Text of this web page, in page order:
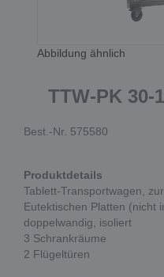
Abbildung ähnlich
TTW-PK 30-
Best.-Nr. 575580
Produktdetails
Tablett-Transportwagen,
Eutektischen Platten (nicht
doppelwandig, isoliert
3 Schrankräume
2 Flügeltüren